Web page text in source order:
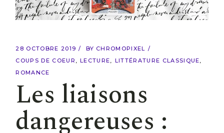
28 OCTOBRE 2019 BY CHROMOPIXEL
COUPS DE COEUR
LECTURE
LITTÉRATURE CLASSIQUE
ROMANCE
Les liaisons
dangereuses :